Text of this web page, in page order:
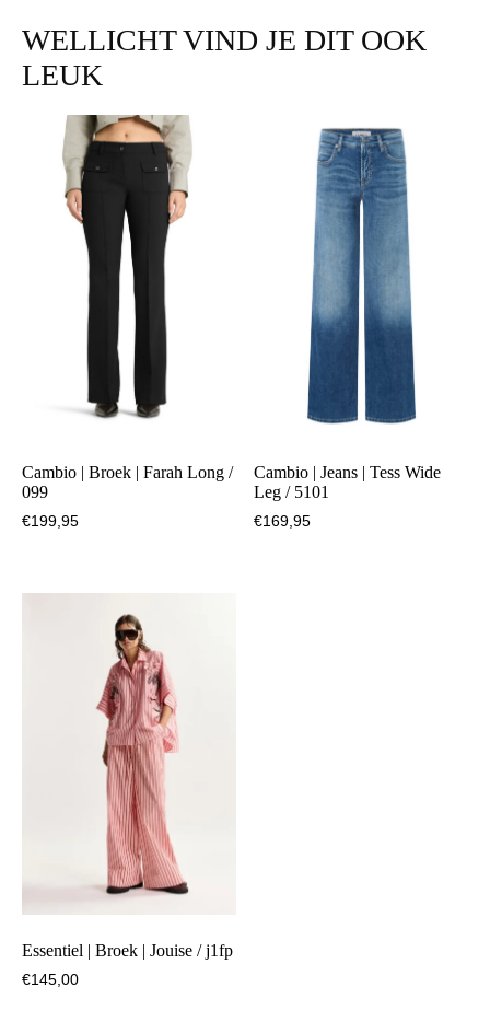
|
/
aantal
WELLICHT VIND JE DIT OOK
LEUK
Cambio | Broek | Farah Long /
099
€199,95
Cambio | Jeans | Tess Wide
Leg / 5101
€169,95
Essentiel | Broek | Jouise / j1fp
€145,00